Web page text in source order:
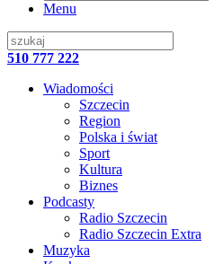
Menu
510 777 222
Wiadomości
Szczecin
Region
Polska i świat
Sport
Kultura
Biznes
Podcasty
Radio Szczecin
Radio Szczecin Extra
Muzyka